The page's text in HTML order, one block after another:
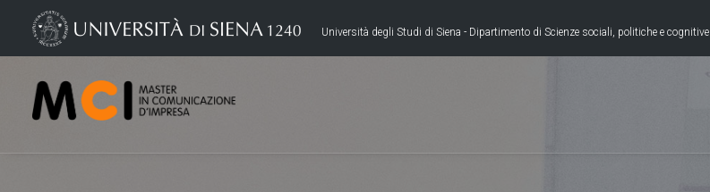
Università degli Studi di Siena - Dipartimento di Scienze sociali, politiche e cognitive